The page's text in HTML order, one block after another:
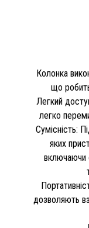
Колонка
що
Легкий
легко
Сумісність:
яких
включаючи
дозволяють